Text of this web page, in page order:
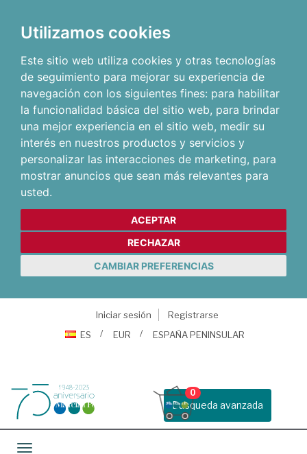
Utilizamos cookies
Este sitio web utiliza cookies y otras tecnologías
de seguimiento para mejorar su experiencia de
navegación con los siguientes fines: para habilitar
la funcionalidad básica del sitio web, para brindar
una mejor experiencia en el sitio web, medir su
interés en nuestros productos y servicios y
personalizar las interacciones de marketing, para
mostrar anuncios que sean más relevantes para
usted.
ACEPTAR
RECHAZAR
CAMBIAR PREFERENCIAS
Iniciar sesión
Registrarse
ES
EUR ESPAÑA PENINSULAR
Busqueda avanzada
0
Toggle navigation